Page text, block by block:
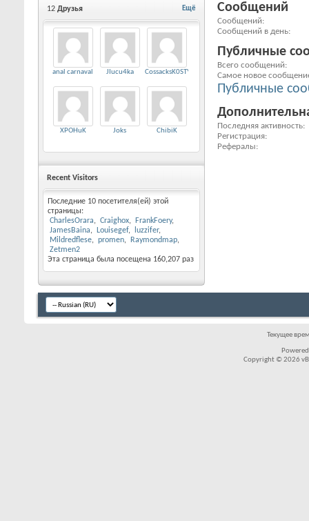
Ещё
12 Друзья
anal carnaval JIucu4ka CossacksK0STYA
XPOHuK Joks ChibiK
Recent Visitors
Последние 10 посетителя(ей) этой
страницы:
CharlesOrara
Craighox
FrankFoery
JamesBaina
Louisegef
luzzifer
Mildredflese
promen
Raymondmap
Zetmen2
Эта страница была посещена 160,207 раз
Сообщений
Сообщений
Сообщений в день
Публичные
Всего сообщений
Самое новое
Публичные
Последняя активность
Регистрация
Рефералы
Текущее
Copyright © 2026